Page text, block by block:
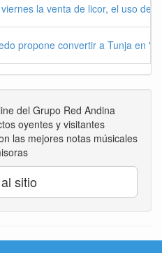
la venta de licor, el uso de
propone convertir a Tunja en
del Grupo Red Andina
oyentes y visitantes
las mejores notas músicales
sitio